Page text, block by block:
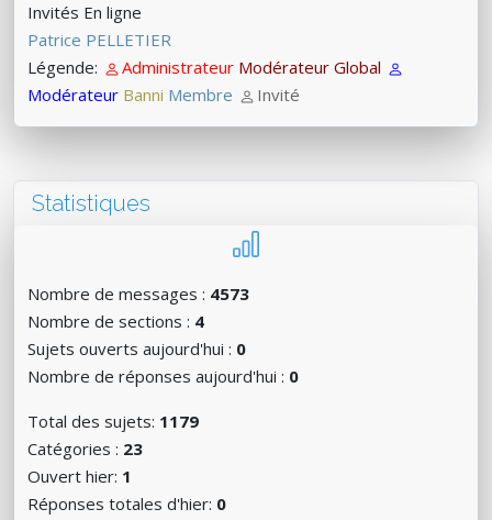
Invités En ligne
Patrice PELLETIER
Légende:
Administrateur Modérateur Global
Modérateur Banni Membre Invité
Statistiques
Nombre de messages : 4573
Nombre de sections : 4
Sujets ouverts aujourd'hui : 0
Nombre de réponses aujourd'hui : 0
Total des sujets: 1179
Catégories : 23
Ouvert hier: 1
Réponses totales d'hier: 0